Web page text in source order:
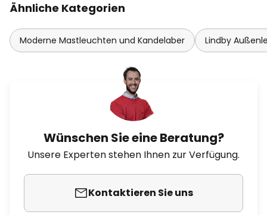
Ähnliche Kategorien
Moderne Mastleuchten und Kandelaber Lindby
Wünschen Sie eine Beratung?
Unsere Experten stehen Ihnen zur Verfügung.
Kontaktieren Sie uns